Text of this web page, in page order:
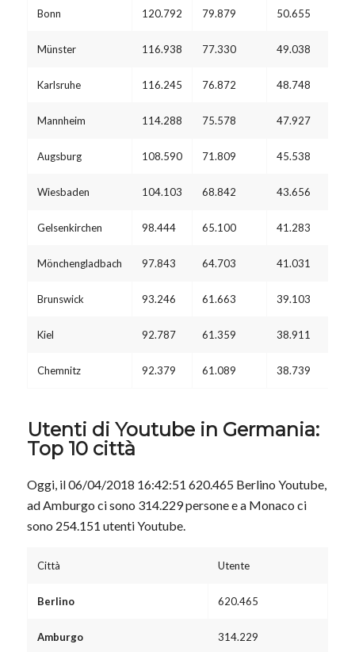
Bonn 120.792 79.879 50.655
Münster 116.938 77.330 49.038
Karlsruhe 116.245 76.872 48.748
Mannheim 114.288 75.578 47.927
Augsburg 108.590 71.809 45.538
Wiesbaden 104.103 68.842 43.656
Gelsenkirchen 98.444 65.100 41.283
Mönchengladbach 97.843 64.703 41.031
Brunswick 93.246 61.663 39.103
Kiel 92.787 61.359 38.911
Chemnitz 92.379 61.089 38.739
Utenti di Youtube in Germania:
Top 10 città
Oggi, il 06/04/2018 16:42:51 620.465 Berlino Youtube,
ad Amburgo ci sono 314.229 persone e a Monaco ci
sono 254.151 utenti Youtube.
Città Utente
Berlino 620.465
Amburgo 314.229